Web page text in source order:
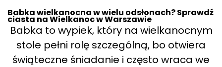
Babka wielkanocna w wielu odsłonach? Sprawdź
ciasta na Wielkanoc w Warszawie
Babka to wypiek, który na wielkanocnym
stole pełni rolę szczególną, bo otwiera
świąteczne śniadanie i często wraca we